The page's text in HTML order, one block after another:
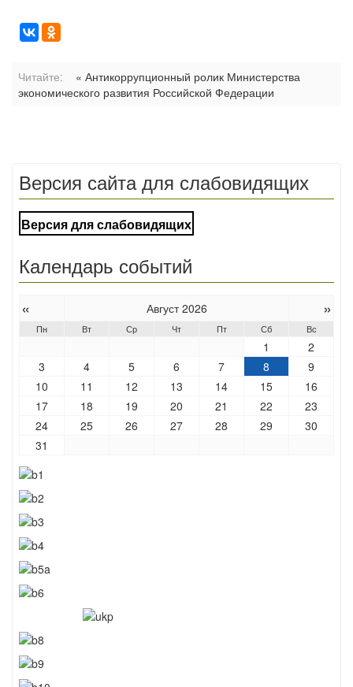
Читайте:
« Антикоррупционный ролик Министерства
экономического развития Российской Федерации
Версия сайта для слабовидящих
Версия для слабовидящих
Календарь событий
« Август 2026 »
Пн Вт Ср Чт Пт Сб Вс
1
2
3
4 5 6 7 8
9
10
11 12 13 14 15
16
17
18 19 20 21 22
23
24
25 26 27 28 29
30
31